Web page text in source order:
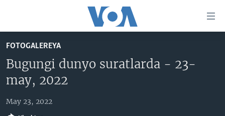
boring
Boshiga
Qidiruvga
o'ting
AMERIKA
MARKAZIY OSIYO
XALQARO
FOTOGALEREYA
Bugungi dunyo suratlarda - 23-
may, 2022
May 23, 2022